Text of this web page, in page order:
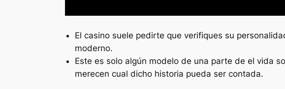
El casino suele pedirte que verifiques su
moderno.
Este es solo algún modelo de una parte de el vida
merecen cual dicho historia pueda ser contada.